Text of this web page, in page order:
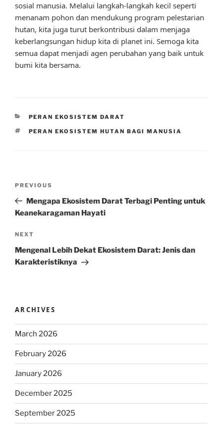
sosial manusia. Melalui langkah-langkah kecil seperti
menanam pohon dan mendukung program pelestarian
hutan, kita juga turut berkontribusi dalam menjaga
keberlangsungan hidup kita di planet ini. Semoga kita
semua dapat menjadi agen perubahan yang baik untuk
bumi kita bersama.
CATEGORIES
PERAN EKOSISTEM DARAT
TAGS
PERAN EKOSISTEM HUTAN BAGI MANUSIA
Previous
Post
PREVIOUS
Mengapa Ekosistem Darat Terbagi Penting untuk
Keanekaragaman Hayati
Next
Post
NEXT
Mengenal Lebih Dekat Ekosistem Darat: Jenis dan
Karakteristiknya
ARCHIVES
March 2026
February 2026
January 2026
December 2025
September 2025